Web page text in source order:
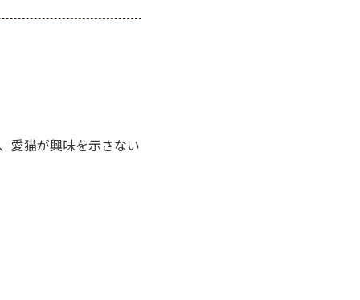
愛猫が興味を示さない